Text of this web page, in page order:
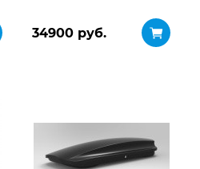
34900 руб.